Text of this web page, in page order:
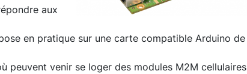
aux
en pratique sur une carte compatible Arduino de
peuvent venir se loger des modules M2M cellulaires